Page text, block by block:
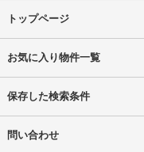
トップページ
お気に入り物件一覧
保存した検索条件
問い合わせ